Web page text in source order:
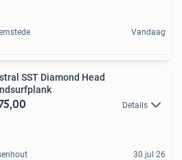
Vandaag
SST Diamond Head
Details
30 jul 26